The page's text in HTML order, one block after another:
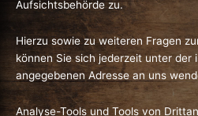
Aufsichtsbehörde zu.
Hierzu sowie zu weiteren Fragen
können Sie sich jederzeit unter der
angegebenen Adresse an uns
Analyse-Tools und Tools von